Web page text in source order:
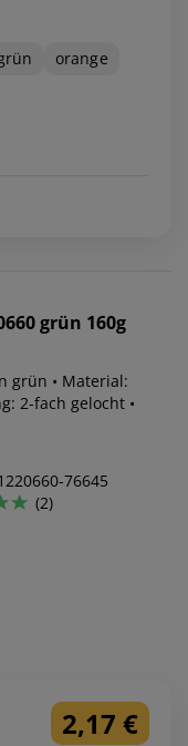
orange
grün 160g
grün • Material:
2-fach gelocht •
76645
(2)
2,17 €